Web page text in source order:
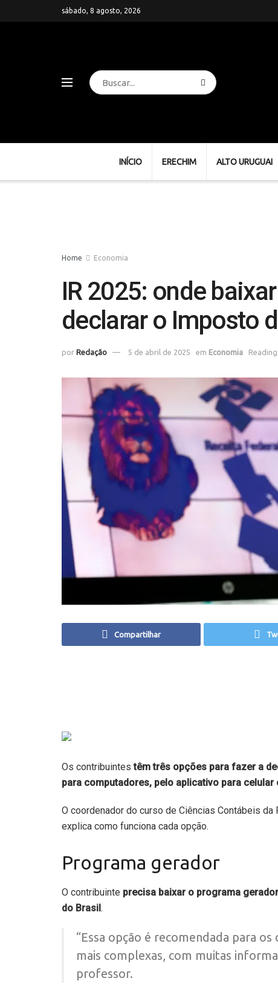
sábado, 8 agosto, 2026
INÍCIO ERECHIM ALTO URUGUAI
Home Economia
IR 2025: onde
declarar o Imposto
por Redação 5 de abril de 2025 em Economia
Compartilhar
Os contribuintestêm três opções para fazer a
para computadores, pelo aplicativo para
O coordenador do curso de Ciências Contábeis
explica como funciona cada opção.
Programa gerador
O contribuinte precisa baixar o programa
do Brasil .
“Essa opção é recomendada para
mais complexas, com muitas
professor.